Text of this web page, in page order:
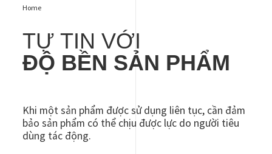
Home
TỰ TIN VỚI
ĐỘ BỀN SẢN PHẨM
Khi một sản phẩm được sử dụng liên tục, cần đảm
bảo sản phẩm có thể chịu được lực do người tiêu
dùng tác động.